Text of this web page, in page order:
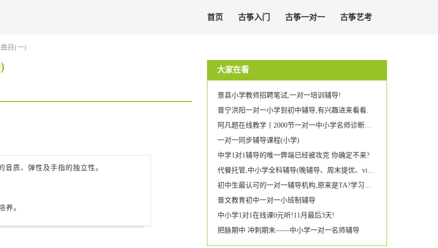
首页 古筝入门 古筝一对一 古筝艺考
目(一)
质、弹性及手指的独立性。
养。
大家在看
景县小学教师招聘笔试,一对一培训辅导!
普宁洪阳一对一小学到初中辅导,有兴趣进来看看.
阿凡题在线教学丨2000节一对一中小学名师诊断课限时免费抢!
一对一同步辅导课程(小学)
中学1对1辅导的唯一弊端已经被攻克 你确定不来?
代餐托管,中小学全科辅导(晚辅导、周末提优、vip一对一,幼小衔接),家长们统统看过来喔!!!
初中生最认可的一对一辅导机构,原来是TA?学习哥也惊呆了!
普文教育初中一对一小班制辅导
中小学1对1在线课0元听!11月最后3天!
把脉期中 冲刺期末——中小学一对一名师辅导